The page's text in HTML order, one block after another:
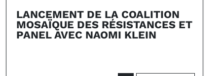
LANCEMENT DE LA COALITION
MOSAÏQUE DES RÉSISTANCES ET
PANEL AVEC NAOMI KLEIN